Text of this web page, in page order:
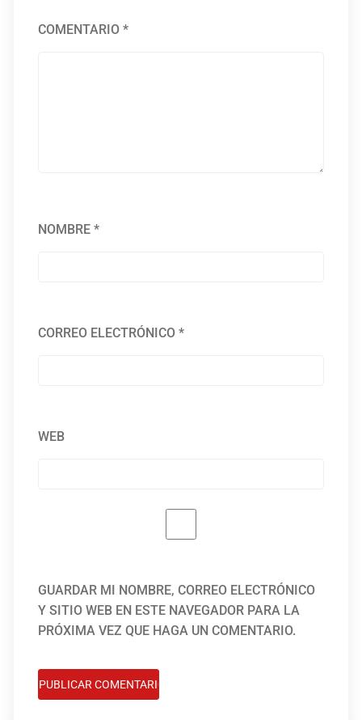
COMENTARIO*
NOMBRE*
CORREO ELECTRÓNICO*
WEB
GUARDAR MI NOMBRE, CORREO ELECTRÓNICO
Y SITIO WEB EN ESTE NAVEGADOR PARA LA
PRÓXIMA VEZ QUE HAGA UN COMENTARIO.